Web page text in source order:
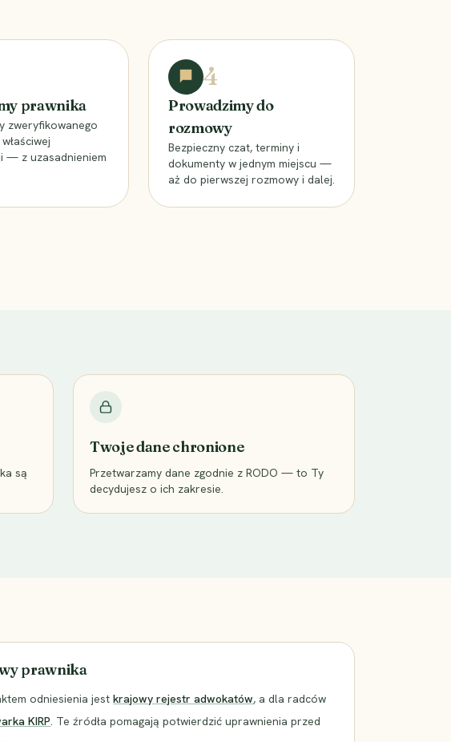
prawnika
zweryfikowanego
— z uzasadnieniem
4
Prowadzimy do
rozmowy
Bezpieczny czat, terminy i
dokumenty w jednym miejscu —
aż do pierwszej rozmowy i dalej.
są
Twoje dane chronione
Przetwarzamy dane zgodnie z RODO — to Ty
decydujesz o ich zakresie.
prawnika
odniesienia jest krajowy rejestr adwokatów, a dla radców
KIRP. Te źródła pomagają potwierdzić uprawnienia przed